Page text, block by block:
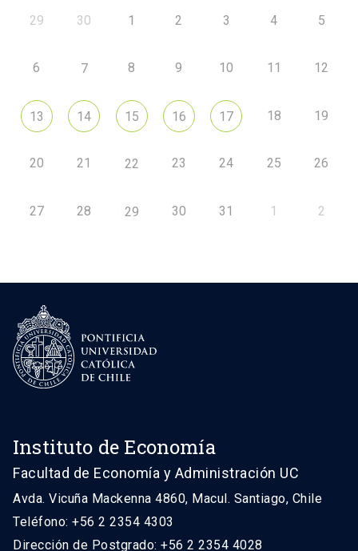
29 30 1 2 3 4 5
6 7 8 9 10 11 12
13 14 15 16 17 18 19
20 21 22 23 24 25 26
27 28 29 30 31 1 2
Instituto de Economía
Facultad de Economía y Administración UC
Avda. Vicuña Mackenna 4860, Macul. Santiago, Chile
Teléfono: +56 2 2354 4303
Dirección de Postgrado: +56 2 2354 4028